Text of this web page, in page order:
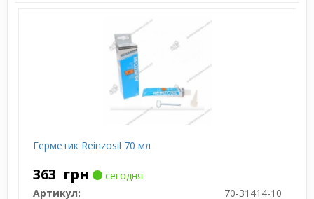
Герметик Reinzosil 70 мл
363 грн
сегодня
Артикул:
70-31414-10